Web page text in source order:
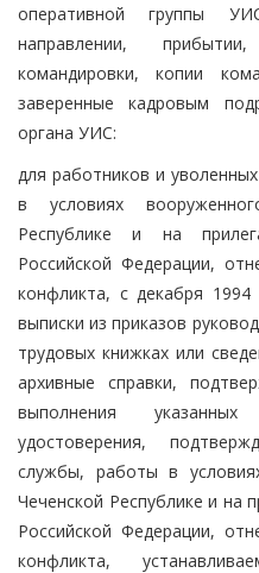
оперативной группы
направлении,
командировки, копии
заверенные кадровым
органа УИС:
для работников и
в условиях
Республике и на
Российской Федерации,
конфликта, с декабря
выписки из приказов
трудовых книжках или
архивные справки,
выполнения
удостоверения,
службы, работы в
Чеченской Республике и на
Российской Федерации,
конфликта,